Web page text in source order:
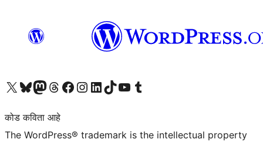
आमच्या X (एक्स) (पूर्वीचे ट्विटर) खात्याला भेट द्या आमच्या ब्लूस्की खात्याला भेट द्या.आमच्या Mastodon खात्याला भेट द्या.आमच्या थ्रेड्स खात्याला भेट द्या. आमच्या फेसबुक पेजला भेट द्या आमच्या इंस्टाग्राम खात्याला भेट द्या आमच्या लिंक्डइन खात्याला भेट द्या आमच्या टिकटॉक अकाउंटला भेट द्या.आमच्या यूट्यूब चॅनेलला भेट द्या आमच्या टंबलर खात्याला भेट द्या.
कोड कविता आहे
The WordPress® trademark is the intellectual property